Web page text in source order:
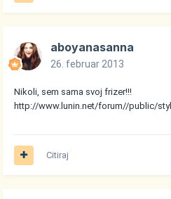
aboyanasanna
26. februar 2013
Nikoli, sem sama svoj frizer!!!
http://www.lunin.net/forum//public/
Citiraj